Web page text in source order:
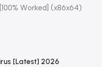
Worked] (x86x64)
[Latest] 2026